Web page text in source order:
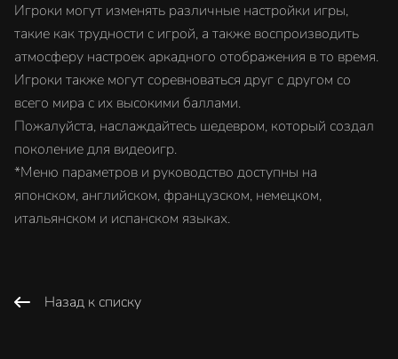
Игроки могут изменять различные настройки игры,
такие как трудности с игрой, а также воспроизводить
атмосферу настроек аркадного отображения в то время.
Игроки также могут соревноваться друг с другом со
всего мира с их высокими баллами.
Пожалуйста, наслаждайтесь шедевром, который создал
поколение для видеоигр.
*Меню параметров и руководство доступны на
японском, английском, французском, немецком,
итальянском и испанском языках.
Назад к списку